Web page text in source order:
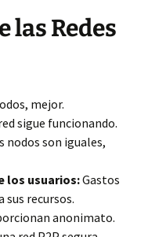
las Redes
mejor.
sigue funcionando.
nodos son iguales,
los usuarios:Gastos
recursos.
anonimato.